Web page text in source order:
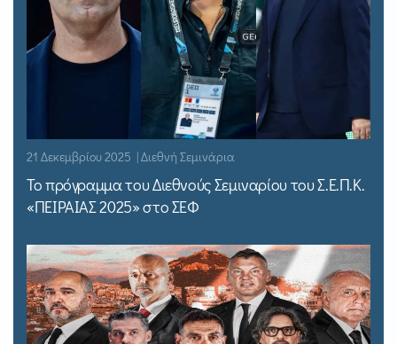
21 Δεκεμβρίου 2025 | Διεθνή Σεμινάρια
Το πρόγραμμα του Διεθνούς Σεμιναρίου του Σ.Ε.Π.Κ.
«ΠΕΙΡΑΙΑΣ 2025» στο ΣΕΦ